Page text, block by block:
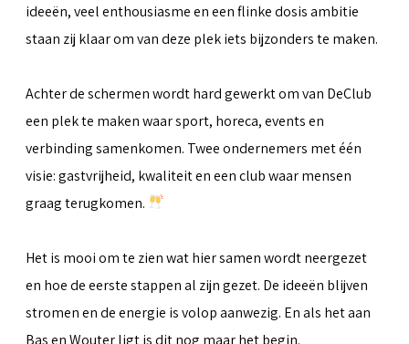
ideeën, veel enthousiasme en een flinke dosis ambitie
staan zij klaar om van deze plek iets bijzonders te maken.
Achter de schermen wordt hard gewerkt om van DeClub
een plek te maken waar sport, horeca, events en
verbinding samenkomen. Twee ondernemers met één
visie: gastvrijheid, kwaliteit en een club waar mensen
graag terugkomen.
Het is mooi om te zien wat hier samen wordt neergezet
en hoe de eerste stappen al zijn gezet. De ideeën blijven
stromen en de energie is volop aanwezig. En als het aan
Bas en Wouter ligt is dit nog maar het begin.